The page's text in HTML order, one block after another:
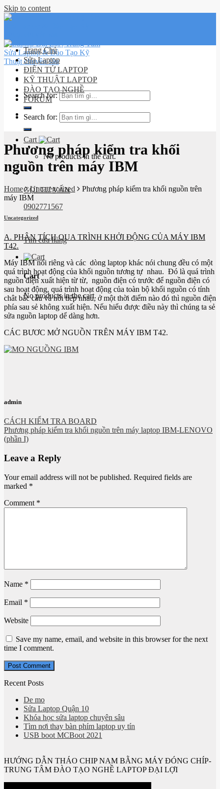
Skip to content
Search for:
Lịch sử
Cart
No products in the cart.
GỌI TƯ VẤN
0902771567
Tìm cửa hàng
Cart
No products in the cart.
Trang Chủ
Sửa Laptop
ĐIỆN TỬ LAPTOP
KỸ THUẬT LAPTOP
ĐÀO TẠO NGHỀ
FORUM
Search for:
Phương pháp kiểm tra khối
nguồn trên máy IBM
Home Uncategorized
Phương pháp kiểm tra khối nguồn trên
máy IBM
Uncategorized
A. PHÂN TÍCH QUA TRÌNH KHỞI ĐỘNG CỦA MÁY IBM
T42.
Máy IBM nói riêng và các dòng laptop khác nói chung đều có một
quá trình hoạt động của khối nguồn tương tự nhau. Đó là quá trình
nguồn điện xuất hiện từ từ, nguồn điện có trước để nguồn điện có
sau hoạt động, quá trình hoạt động của toàn bộ khối nguồn có tính
chât bắc cầu và nối tiếp nhau, ở một thời điểm nào đó thì nguồn điện
phía sau sẻ không xuất hiện. Nếu hiểu được điều này thì chúng ta sẻ
sửa nguồn laptop dể dàng hơn.
CÁC BƯƠC MỞ NGUỒN TRÊN MÁY IBM T42.
admin
CÁCH KIỂM TRA BOARD
Phương pháp kiểm tra khối nguồn trên máy laptop IBM-LENOVO
(phần I)
Leave a Reply
Your email address will not be published. Required fields are
marked *
Comment *
Name *
Email *
Website
Save my name, email, and website in this browser for the next
time I comment.
Recent Posts
De mo
Sửa Laptop Quận 10
Khóa học sửa laptop chuyên sâu
Tìm nơi thay bàn phím laptop uy tín
USB boot MCBoot 2021
HƯỚNG DẪN THÁO CHIP NAM BẰNG MÁY ĐÓNG CHÍP-
TRUNG TÂM ĐÀO TẠO NGHỀ LAPTOP ĐẠI LỢI